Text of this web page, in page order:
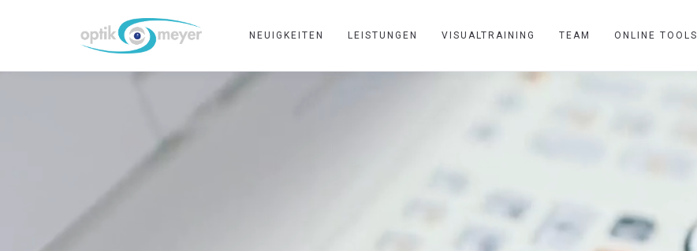
NEUIGKEITEN LEISTUNGEN VISUALTRAINING TEAM ONLINE TOOLS